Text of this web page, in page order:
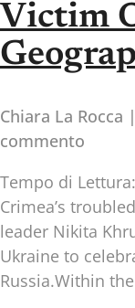
Victim
Chiara La Rocca
commento
Tempo di Lettura:
Crimea’s
leader Nikita
Ukraine to
Russia.Within the